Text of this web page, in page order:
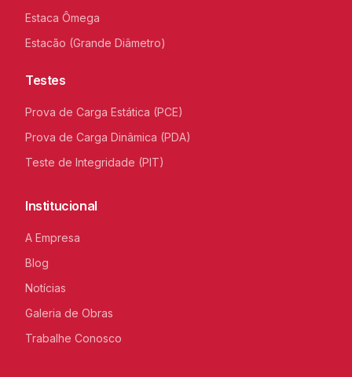
Estaca Ômega
Estacão (Grande Diâmetro)
Testes
Prova de Carga Estática (PCE)
Prova de Carga Dinâmica (PDA)
Teste de Integridade (PIT)
Institucional
A Empresa
Blog
Notícias
Galeria de Obras
Trabalhe Conosco